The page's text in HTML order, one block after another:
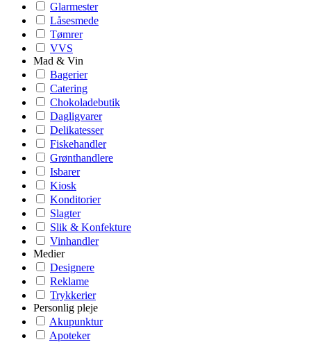
Glarmester
Låsesmede
Tømrer
VVS
Mad & Vin
Bagerier
Catering
Chokoladebutik
Dagligvarer
Delikatesser
Fiskehandler
Grønthandlere
Isbarer
Kiosk
Konditorier
Slagter
Slik & Konfekture
Vinhandler
Medier
Designere
Reklame
Trykkerier
Personlig pleje
Akupunktur
Apoteker